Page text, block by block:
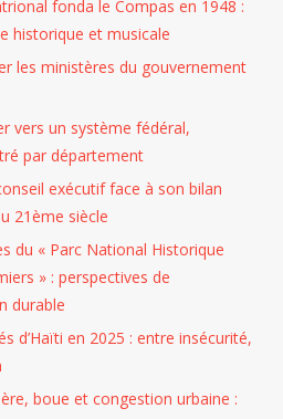
fonda le Compas en 1948 :
historique et musicale
les ministères du gouvernement
vers un système fédéral,
par département
exécutif face à son bilan
21ème siècle
du « Parc National Historique
» : perspectives de
durable
d’Haïti en 2025 : entre insécurité,
boue et congestion urbaine :